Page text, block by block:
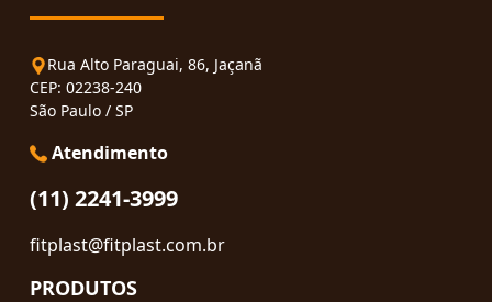
Rua Alto Paraguai, 86, Jaçanã
CEP: 02238-240
São Paulo / SP
Atendimento
(11) 2241-3999
fitplast@fitplast.com.br
PRODUTOS